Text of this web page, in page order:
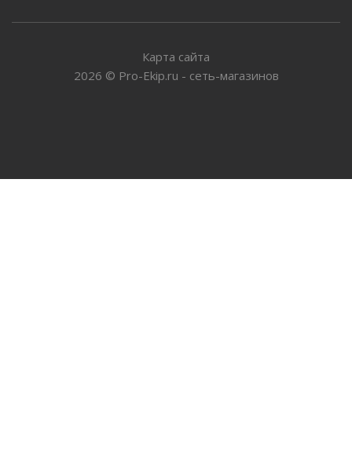
Карта сайта
2026 © Pro-Ekip.ru - сеть-магазинов